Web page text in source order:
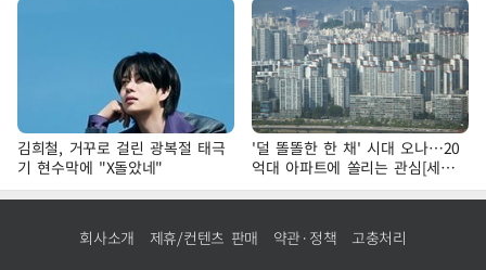
김희철, 거꾸로 걸린 광복절 태극
기 현수막에 "X돌았네"
'덜 똘똘한 한 채' 시대 오나…20
억대 아파트에 쏠리는 관심[세제
개편, 그 이후②]
회사소개 제휴/컨텐츠 판매 약관·정책 고충처리